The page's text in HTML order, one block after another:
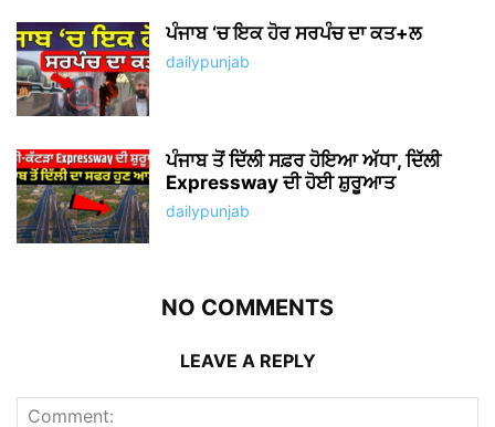
ਪੰਜਾਬ ‘ਚ ਇਕ ਹੋਰ ਸਰਪੰਚ ਦਾ ਕਤ+ਲ
dailypunjab
ਪੰਜਾਬ ਤੋਂ ਦਿੱਲੀ ਸਫ਼ਰ ਹੋਇਆ ਅੱਧਾ, ਦਿੱਲੀ
Expressway ਦੀ ਹੋਈ ਸ਼ੁਰੂਆਤ
dailypunjab
NO COMMENTS
LEAVE A REPLY